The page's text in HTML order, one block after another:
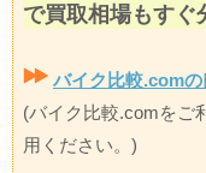
で買取相場もすぐ
バイク比較.com
(バイク比較.comをご
用ください。)